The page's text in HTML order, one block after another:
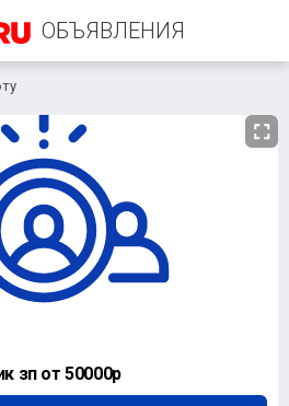
ОБЪЯВЛЕНИЯ
393-05-55
зп от 50000р